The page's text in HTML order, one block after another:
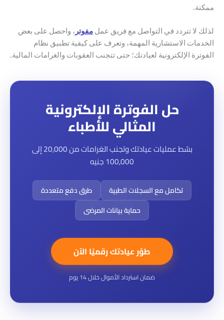
ممكنة.
لذلك لا تتردد في التواصل مع فريق عمل مفوتر ، واحصل على بعض
الخدمات الاستشارية المهمة، وتعرف على كيفية تطبيق نظام
الفوترة الإلكترونية لعيادتك؛ حتى تتجنب العقوبات والغرامات المالية.
حل الفوترة الإلكترونية
المثالي للأطباء
بسّط عمليات عيادتك وتجنب الغرامات من 20,000 إلى
100,000 جنيه
تكامل مع السجلات الطبية
طرق دفع متعددة
حماية بيانات المرضى
طوّر عيادتك رقميًا الآن
ضمان استرداد الأموال خلال 14 يوم